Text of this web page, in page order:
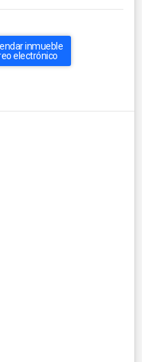
inmueble
electrónico